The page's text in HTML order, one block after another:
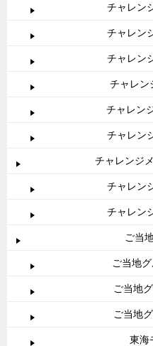
チャレン
チャレン
チャレン
チャレン
チャレン
チャレン
チャレンジ
チャレン
チャレン
ご当
ご当地
ご当地
ご当地
東海